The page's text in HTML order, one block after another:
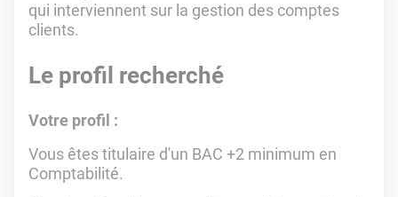
qui interviennent sur la gestion des comptes
clients.
Le profil recherché
Votre profil :
Vous êtes titulaire d'un BAC +2 minimum en
Comptabilité.